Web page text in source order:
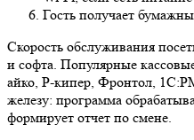
Гость получает
Скорость обслуживания
и софта. Популярные
айко, Р-кипер, Фронтол,
железу: программа
формирует отчет по смене.